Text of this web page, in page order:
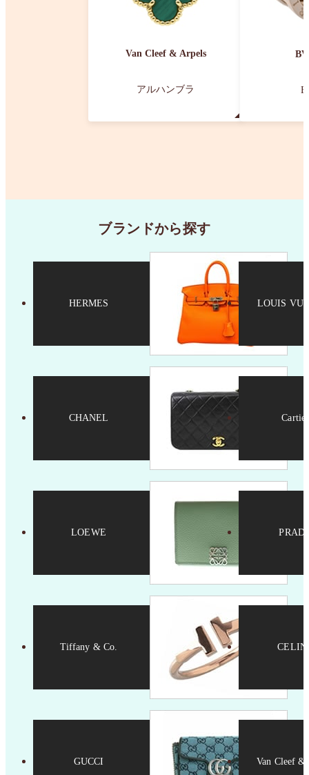
Van Cleef & Arpels
アルハンブラ
ブランドから探す
HERMES LOUIS
CHANEL Cartier
LOEWE
Tiffany & Co.
GUCCI Van Cleef &